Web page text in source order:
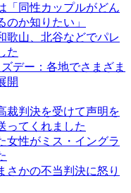
「同性カップルがどん
のか知りたい」
歌山、北谷などでパレ
た
デー：各地でさまざま
開
裁判決を受けて声明を
ってくれました
女性がミス・イングラ
さかの不当判決に怒り